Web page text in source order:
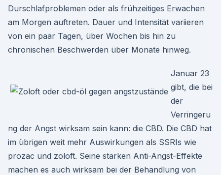
Durschlafproblemen oder als frühzeitiges Erwachen
am Morgen auftreten. Dauer und Intensität variieren
von ein paar Tagen, über Wochen bis hin zu
chronischen Beschwerden über Monate hinweg.
Januar 23
gibt, die bei
der
Verringeru
ng der Angst wirksam sein kann: die CBD. Die CBD hat
im übrigen weit mehr Auswirkungen als SSRIs wie
prozac und zoloft. Seine starken Anti-Angst-Effekte
machen es auch wirksam bei der Behandlung von